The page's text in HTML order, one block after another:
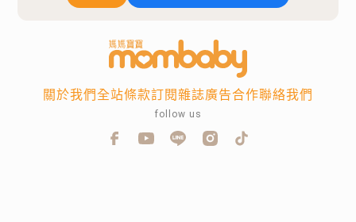
關於我們全站條款訂閱雜誌廣告合作聯絡我們
follow us